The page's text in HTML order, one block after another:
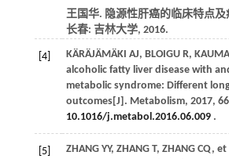
王国华. 隐源性肝癌的临床特点
长春: 吉林大学, 2016.
[4] KÄRÄJÄMÄKI AJ, BLOIGU R, KAUMA
alcoholic fatty liver disease with
metabolic syndrome: Different
outcomes[J]. Metabolism, 2017, 66
10.1016/j.metabol.2016.06.009.
[5] ZHANG YY, ZHANG T, ZHANG CQ,